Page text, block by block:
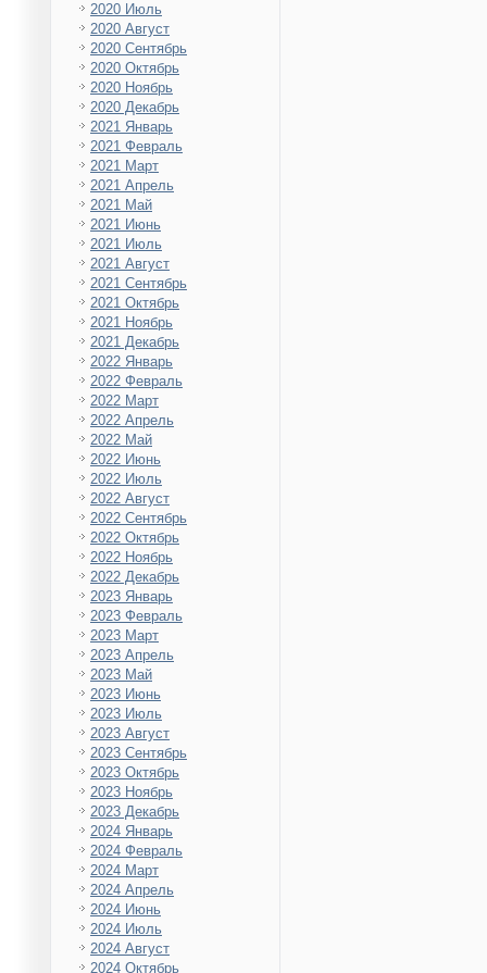
2020 Июль
2020 Август
2020 Сентябрь
2020 Октябрь
2020 Ноябрь
2020 Декабрь
2021 Январь
2021 Февраль
2021 Март
2021 Апрель
2021 Май
2021 Июнь
2021 Июль
2021 Август
2021 Сентябрь
2021 Октябрь
2021 Ноябрь
2021 Декабрь
2022 Январь
2022 Февраль
2022 Март
2022 Апрель
2022 Май
2022 Июнь
2022 Июль
2022 Август
2022 Сентябрь
2022 Октябрь
2022 Ноябрь
2022 Декабрь
2023 Январь
2023 Февраль
2023 Март
2023 Апрель
2023 Май
2023 Июнь
2023 Июль
2023 Август
2023 Сентябрь
2023 Октябрь
2023 Ноябрь
2023 Декабрь
2024 Январь
2024 Февраль
2024 Март
2024 Апрель
2024 Июнь
2024 Июль
2024 Август
2024 Октябрь